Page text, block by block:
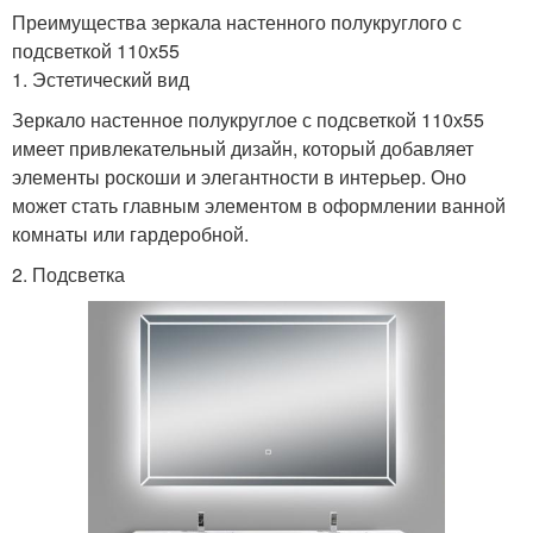
Преимущества зеркала настенного полукруглого с
подсветкой 110х55
1. Эстетический вид
Зеркало настенное полукруглое с подсветкой 110х55
имеет привлекательный дизайн, который добавляет
элементы роскоши и элегантности в интерьер. Оно
может стать главным элементом в оформлении ванной
комнаты или гардеробной.
2. Подсветка